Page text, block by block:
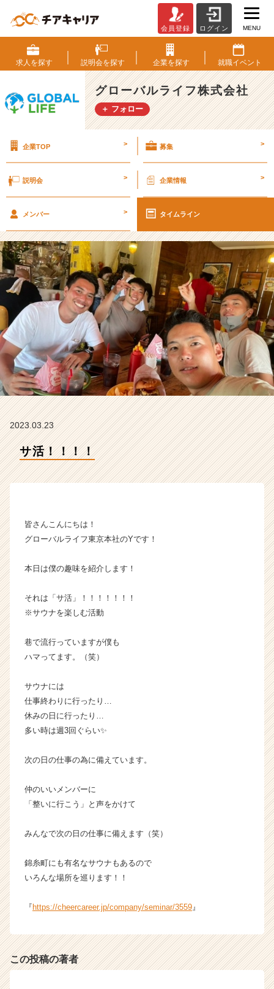
活！！！！
【グ
ロ
ー
バ
ル
株
社
イ
ラ
イ
ン】
|
ベ
ン
チ
ャ
ー・
成
長
ウ
く
サ
ト
チ
キ
h
e
e
C
e
会員登録 ログイン MENU
求人を探す 説明会を探す 企業を探す 就職イベント
グローバルライフ株式会社
＋ フォロー
企業TOP > 募集 >
説明会 > 企業情報 >
メンバー > タイムライン
2023.03.23
サ活！！！！
皆さんこんにちは！
グローバルライフ東京本社のYです！
本日は僕の趣味を紹介します！
それは「サ活」！！！！！！！
※サウナを楽しむ活動
巷で流行っていますが僕も
ハマってます。（笑）
サウナには
仕事終わりに行ったり…
休みの日に行ったり…
多い時は週3回ぐらい✨
次の日の仕事の為に備えています。
仲のいいメンバーに
「整いに行こう」と声をかけて
みんなで次の日の仕事に備えます（笑）
錦糸町にも有名なサウナもあるので
いろんな場所を巡ります！！
『 https://cheercareer.jp/company/seminar/3559 』
この投稿の著者